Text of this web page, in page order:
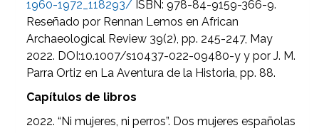
1960-1972_118293/ ISBN: 978-84-9159-366-9.
Reseñado por Rennan Lemos en African
Archaeological Review 39(2), pp. 245-247, May
2022. DOI:10.1007/s10437-022-09480-y y por J. M.
Parra Ortiz en La Aventura de la Historia, pp. 88.
Capítulos de libros
2022. “Ni mujeres, ni perros”. Dos mujeres españolas